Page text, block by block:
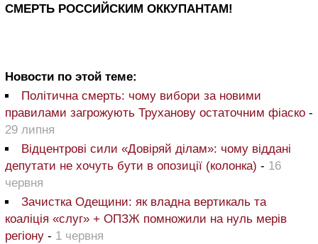
СМЕРТЬ РОССИЙСКИМ ОККУПАНТАМ!
Новости по этой теме:
Політична смерть: чому вибори за новими
правилами загрожують Труханову остаточним фіаско -
29 липня
Відцентрові сили «Довіряй ділам»: чому віддані
депутати не хочуть бути в опозиції (колонка) - 16
червня
Зачистка Одещини: як владна вертикаль та
коаліція «слуг» + ОПЗЖ помножили на нуль мерів
регіону - 1 червня